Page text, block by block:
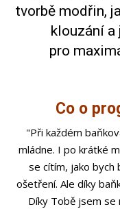
tvorbě modřin,
klouzání a
pro
Co o
"Při každém
mládne. I po krátké
se cítím, jako bych
ošetření. Ale díky
Díky Tobě jsem se